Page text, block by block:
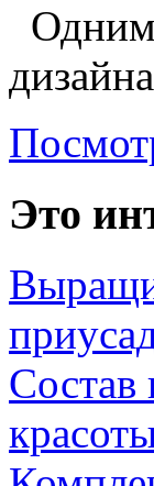
Одним
Это
Состав